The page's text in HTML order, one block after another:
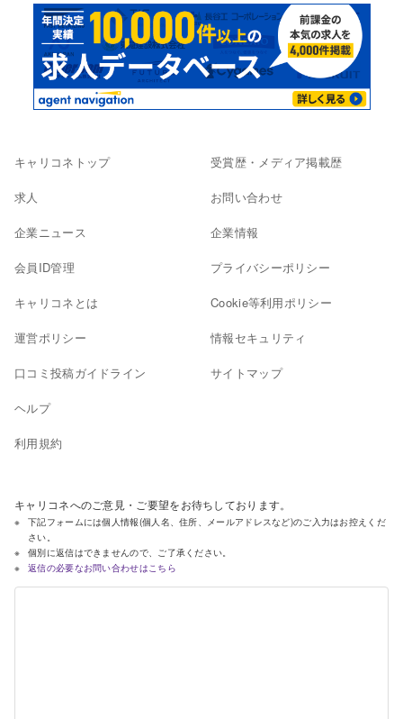
キャリコネトップ
求人
企業ニュース
会員ID管理
キャリコネとは
運営ポリシー
口コミ投稿ガイドライン
ヘルプ
利用規約
受賞歴・メディア掲載歴
お問い合わせ
企業情報
プライバシーポリシー
Cookie等利用ポリシー
情報セキュリティ
サイトマップ
キャリコネへのご意見・ご要望をお待ちしております。
下記フォームには個人情報(個人名、住所、メールアドレスなど)のご入力はお控えくだ
さい。
個別に返信はできませんので、ご了承ください。
返信の必要なお問い合わせはこちら